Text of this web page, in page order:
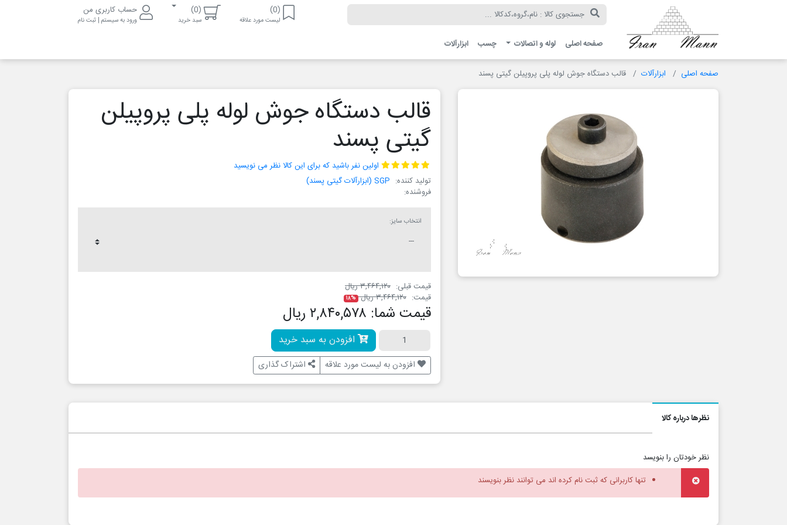
(0)
لیست مورد علاقه
(0)
سبد خرید
حساب کاربری من
ورود به سیستم | ثبت نام
صفحه اصلی لوله و اتصالات چسب ابزارآلات
صفحه اصلی ابزارآلات قالب دستگاه جوش لوله پلی پروپیلن گیتی پسند
قالب دستگاه جوش لوله پلی پروپیلن
گیتی پسند
اولین نفر باشید که برای این کالا نظر می نویسید
تولید کننده: SGP (ابزارآلات گیتی پسند)
فروشنده:
انتخاب سایز:
قیمت قبلی: ۳,۴۶۴,۱۲۰ ریال
قیمت: ۳,۴۶۴,۱۲۰ ریال ۱۸%
قیمت شما: ۲,۸۴۰,۵۷۸ ریال
افزودن به سبد خرید
افزودن به لیست مورد علاقه اشتراک گذاری
نظرها درباره کالا
نظر خودتان را بنویسد
تنها کاربرانی که ثبت نام کرده اند می توانند نظر بنویسند